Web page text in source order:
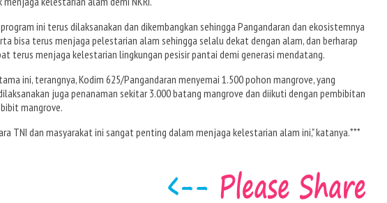
ini terus dilaksanakan dan dikembangkan sehingga Pangandaran dan ekosistemnya
bisa terus menjaga pelestarian alam sehingga selalu dekat dengan alam, dan berharap
terus menjaga kelestarian lingkungan pesisir pantai demi generasi mendatang.
ini, terangnya, Kodim 625/Pangandaran menyemai 1.500 pohon mangrove, yang
juga penanaman sekitar 3.000 batang mangrove dan diikuti dengan pembibitan
mangrove.
TNI dan masyarakat ini sangat penting dalam menjaga kelestarian alam ini," katanya.***